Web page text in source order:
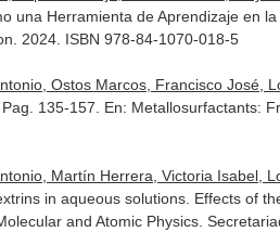
una Herramienta de Aprendizaje en
2024. ISBN 978-84-1070-018-5
Ostos Marcos, Francisco José,
135-157. En: Metallosurfactants:
Martín Herrera, Victoria Isabel,
in aqueous solutions. Effects of
and Atomic Physics .